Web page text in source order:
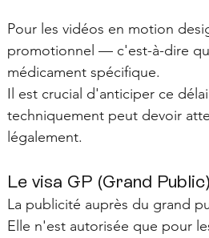
Pour les vidéos en motion
promotionnel — c'est-à-dire
médicament spécifique.
Il est crucial d'anticiper ce
techniquement peut devoir
légalement.
Le visa GP (Grand Public)
La publicité auprès du grand
Elle n'est autorisée que pour